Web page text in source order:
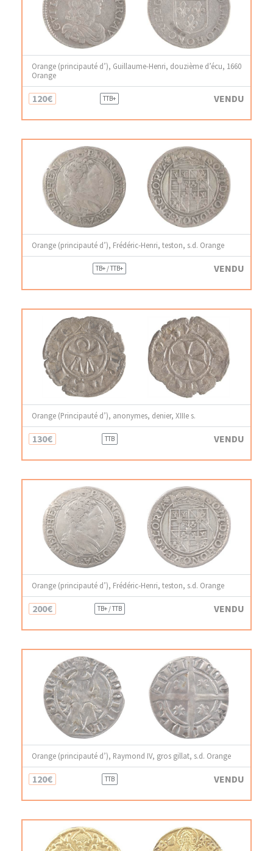
Orange (principauté d’), Guillaume-Henri, douzième d’écu, 1660
Orange
120€ TTB+ VENDU
Orange (principauté d’), Frédéric-Henri, teston, s.d. Orange
TB+ / TTB+ VENDU
Orange (Principauté d’), anonymes, denier, XIIIe s.
130€ TTB VENDU
Orange (principauté d’), Frédéric-Henri, teston, s.d. Orange
200€ TB+ / TTB VENDU
Orange (principauté d’), Raymond IV, gros gillat, s.d. Orange
120€ TTB VENDU